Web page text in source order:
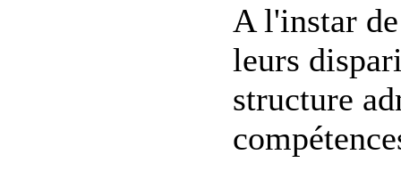
A l'instar
leurs
structure